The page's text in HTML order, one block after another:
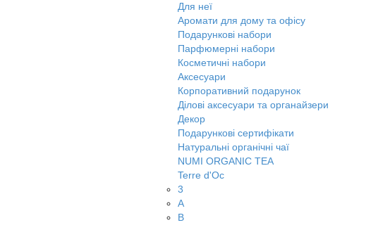
Для неї
Аромати для дому та офісу
Подарункові набори
Парфюмерні набори
Косметичні набори
Аксесуари
Корпоративний подарунок
Ділові аксесуари та органайзери
Декор
Подарункові сертифікати
Натуральні органічні чаї
NUMI ORGANIC TEA
Terre d'Oc
3
A
B